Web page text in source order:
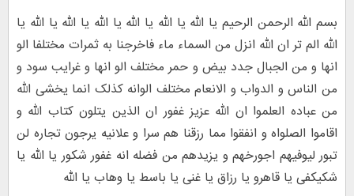
بسم الله الرحمن الرحیم یا الله یا الله یا الله یا الله یا الله یا الله یا
الله الم تر ان الله انزل من السماء ماء فاخرجنا به ثمرات مختلفا الو
انها و من الجبال جدد بیض و حمر مختلف الو انها و غرایب سود و
من الناس و الدواب و الانعام مختلف الوانه کذلک انما یخشی الله
من عباده العلموا ان الله عزیز غفور ان الذین یتلون کتاب الله و
اقاموا الصلواه و انفقوا مما رزقنا هم سرا و علانیه یرجون تجاره لن
تبور لیوفیهم اجورخهم و یزیدهم من فضله انه غفور شکور یا الله یا
شکیکفی یا قاهرو یا رزاق یا غنی یا باسط یا وهاب یا الله